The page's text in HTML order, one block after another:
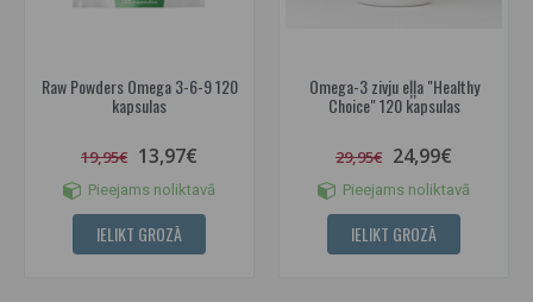
Raw Powders Omega 3-6-9 120
kapsulas
19,95€ 13,97€
Pieejams noliktavā
IELIKT GROZĀ
Omega-3 zivju eļļa "Healthy
Choice" 120 kapsulas
29,95€ 24,99€
Pieejams noliktavā
IELIKT GROZĀ